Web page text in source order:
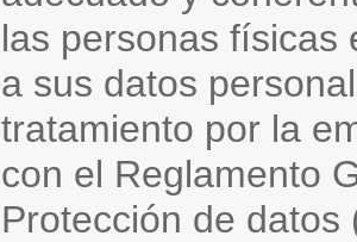
las personas físicas
a sus datos
tratamiento por la
con el Reglamento
Protección de datos